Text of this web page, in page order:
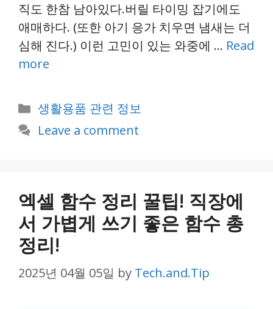
직도 한참 남아있다.버릴 타이밍 잡기에도
애매하다. (또한 아기 응가 치우면 냄새는 더
심해 진다.) 이런 고민이 있는 와중에 … Read
more
Categories
생활용품 관련 정보
Leave a comment
엑셀 함수 정리 꿀팁! 직장에
서 가볍게 쓰기 좋은 함수 총
정리!
2025년 04월 05일 by Tech.and.Tip